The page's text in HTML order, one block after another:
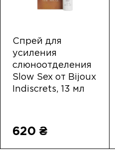
Спрей для
усиления
слюноотделения
Slow Sex от Bijoux
Indiscrets, 13 мл
620 ₴